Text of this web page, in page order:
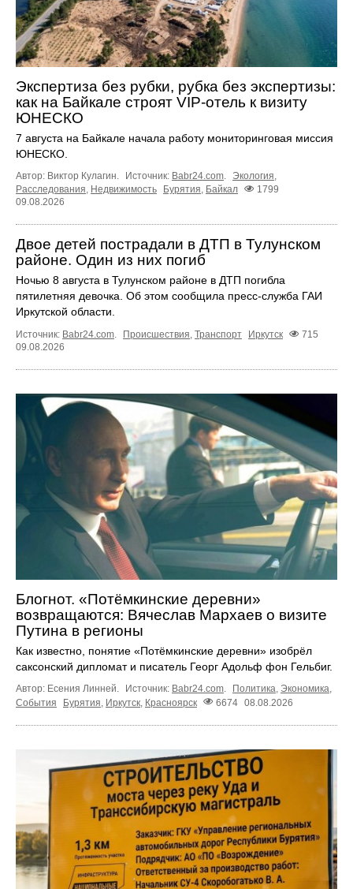
Экспертиза без рубки, рубка без экспертизы:
как на Байкале строят VIP-отель к визиту
ЮНЕСКО
7 августа на Байкале начала работу мониторинговая миссия
ЮНЕСКО.
Автор: Виктор Кулагин. Источник: Babr24.com Экология
Расследования Недвижимость Бурятия Байкал
1799
09.08.2026
Двое детей пострадали в ДТП в Тулунском
районе. Один из них погиб
Ночью 8 августа в Тулунском районе в ДТП погибла
пятилетняя девочка. Об этом сообщила пресс‑служба ГАИ
Иркутской области.
Источник: Babr24.com. Происшествия, Транспорт Иркутск
715
09.08.2026
Блогнот. «Потёмкинские деревни»
возвращаются: Вячеслав Мархаев о визите
Путина в регионы
Как известно, понятие «Потёмкинские деревни» изобрёл
саксонский дипломат и писатель Георг Адольф фон Гельбиг.
Автор: Есения Линней. Источник: Babr24.com. Политика, Экономика,
События
Бурятия Иркутск Красноярск 6674 08.08.2026